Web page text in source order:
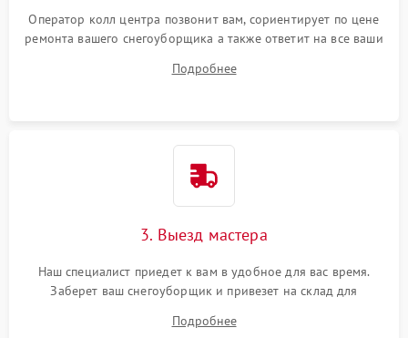
Оператор колл центра позвонит вам, сориентирует по цене
ремонта вашего снегоуборщика а также ответит на все ваши
Подробнее
3. Выезд мастера
Наш специалист приедет к вам в удобное для вас время.
Заберет ваш снегоуборщик и привезет на склад для
Подробнее